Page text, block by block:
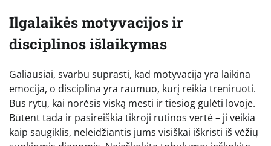
Ilgalaikės motyvacijos ir
disciplinos išlaikymas
Galiausiai, svarbu suprasti, kad motyvacija yra laikina
emocija, o disciplina yra raumuo, kurį reikia treniruoti.
Bus rytų, kai norėsis viską mesti ir tiesiog gulėti lovoje.
Būtent tada ir pasireiškia tikroji rutinos vertė – ji veikia
kaip saugiklis, neleidžiantis jums visiškai iškristi iš vėžių